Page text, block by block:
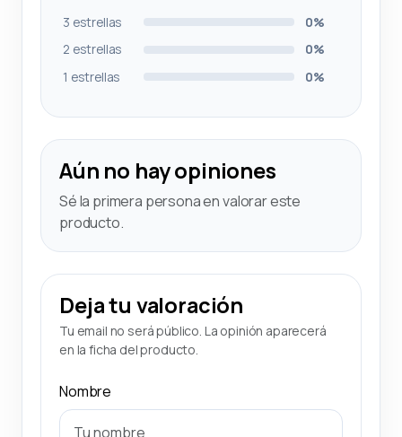
3 estrellas
0%
2 estrellas
0%
1 estrellas
0%
Aún no hay opiniones
Sé la primera persona en valorar este
producto.
Deja tu valoración
Tu email no será público. La opinión aparecerá
en la ficha del producto.
Nombre